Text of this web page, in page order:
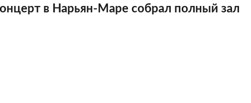
в Нарьян-Маре собрал полный зал